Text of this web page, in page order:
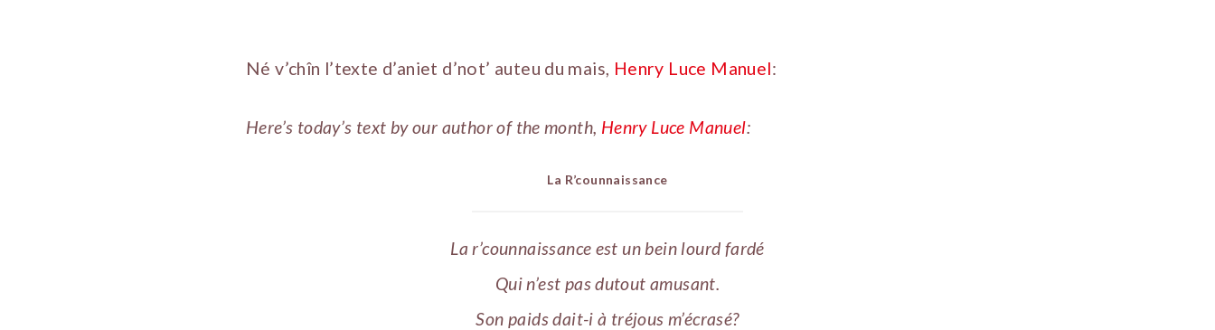
Né v’chîn l’texte d’aniet d’not’ auteu du mais, Henry Luce Manuel:
Here’s today’s text by our author of the month, Henry Luce Manuel:
La R’counnaissance
La r’counnaissance est un bein lourd fardé
Qui n’est pas dutout amusant.
Son paids dait-i à tréjous m’écrasé?